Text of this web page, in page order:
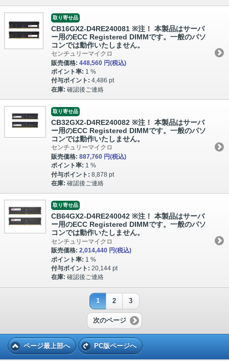
取り寄せ品
CB16GX2-D4RE240081 ※注！ 本製品はサーバ
ー用のECC Registered DIMMです。一般のパソ
コンでは動作いたしません。
センチュリーマイクロ
販売価格: 448,560 円(税込)
ポイント率: 1 %
付与ポイント: 4,486 pt
在庫: 確認後ご連絡
取り寄せ品
CB32GX2-D4RE240082 ※注！ 本製品はサーバ
ー用のECC Registered DIMMです。一般のパソ
コンでは動作いたしません。
センチュリーマイクロ
販売価格: 887,760 円(税込)
ポイント率: 1 %
付与ポイント: 8,878 pt
在庫: 確認後ご連絡
取り寄せ品
CB64GX2-D4RE240042 ※注！ 本製品はサーバ
ー用のECC Registered DIMMです。一般のパソ
コンでは動作いたしません。
センチュリーマイクロ
販売価格: 2,014,440 円(税込)
ポイント率: 1 %
付与ポイント: 20,144 pt
在庫: 確認後ご連絡
1 2 3
次のページ
ページ最上部へ PC版ページへ